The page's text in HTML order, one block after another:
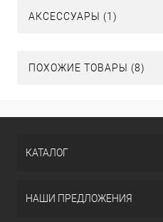
АКСЕССУАРЫ (1)
ПОХОЖИЕ ТОВАРЫ (8)
КАТАЛОГ
НАШИ ПРЕДЛОЖЕНИЯ